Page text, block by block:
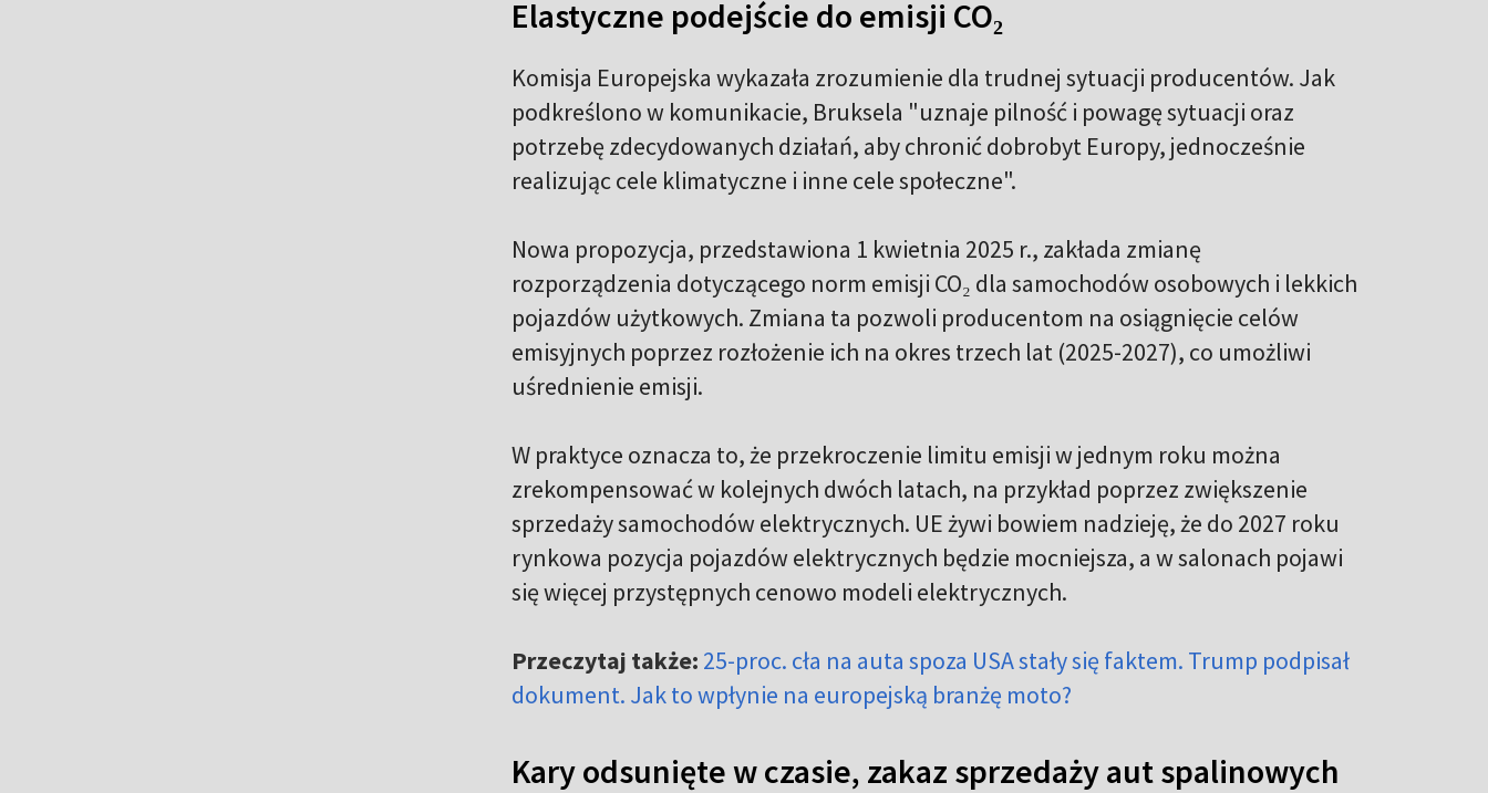
Elastyczne podejście do emisji CO₂
Komisja Europejska wykazała zrozumienie dla trudnej sytuacji producentów. Jak
podkreślono w komunikacie, Bruksela "uznaje pilność i powagę sytuacji oraz
potrzebę zdecydowanych działań, aby chronić dobrobyt Europy, jednocześnie
realizując cele klimatyczne i inne cele społeczne".
Nowa propozycja, przedstawiona 1 kwietnia 2025 r., zakłada zmianę
rozporządzenia dotyczącego norm emisji CO₂ dla samochodów osobowych i lekkich
pojazdów użytkowych. Zmiana ta pozwoli producentom na osiągnięcie celów
emisyjnych poprzez rozłożenie ich na okres trzech lat (2025-2027), co umożliwi
uśrednienie emisji.
W praktyce oznacza to, że przekroczenie limitu emisji w jednym roku można
zrekompensować w kolejnych dwóch latach, na przykład poprzez zwiększenie
sprzedaży samochodów elektrycznych. UE żywi bowiem nadzieję, że do 2027 roku
rynkowa pozycja pojazdów elektrycznych będzie mocniejsza, a w salonach pojawi
się więcej przystępnych cenowo modeli elektrycznych.
Przeczytaj także: 25-proc. cła na auta spoza USA stały się faktem. Trump podpisał
dokument. Jak to wpłynie na europejską branżę moto?
Kary odsunięte w czasie, zakaz sprzedaży aut spalinowych